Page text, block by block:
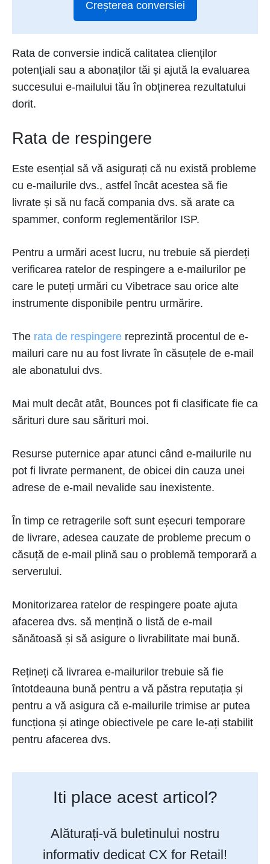
Creșterea conversiei
Rata de conversie indică calitatea clienților
potențiali sau a abonaților tăi și ajută la evaluarea
succesului e-mailului tău în obținerea rezultatului
dorit.
Rata de respingere
Este esențial să vă asigurați că nu există probleme
cu e-mailurile dvs., astfel încât acestea să fie
livrate și să nu facă compania dvs. să arate ca
spammer, conform reglementărilor ISP.
Pentru a urmări acest lucru, nu trebuie să pierdeți
verificarea ratelor de respingere a e-mailurilor pe
care le puteți urmări cu Vibetrace sau orice alte
instrumente disponibile pentru urmărire.
The rata de respingere reprezintă procentul de e-
mailuri care nu au fost livrate în căsuțele de e-mail
ale abonatului dvs.
Mai mult decât atât, Bounces pot fi clasificate fie ca
sărituri dure sau sărituri moi.
Resurse puternice apar atunci când e-mailurile nu
pot fi livrate permanent, de obicei din cauza unei
adrese de e-mail nevalide sau inexistente.
În timp ce retragerile soft sunt eșecuri temporare
de livrare, adesea cauzate de probleme precum o
căsuță de e-mail plină sau o problemă temporară a
serverului.
Monitorizarea ratelor de respingere poate ajuta
afacerea dvs. să mențină o listă de e-mail
sănătoasă și să asigure o livrabilitate mai bună.
Rețineți că livrarea e-mailurilor trebuie să fie
întotdeauna bună pentru a vă păstra reputația și
pentru a vă asigura că e-mailurile trimise ar putea
funcționa și atinge obiectivele pe care le-ați stabilit
pentru afacerea dvs.
Iti place acest articol?
Alăturați-vă buletinului nostru
informativ dedicat CX for Retail!